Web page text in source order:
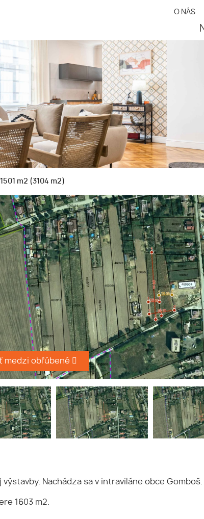
O NÁS
m2 (3104 m2)
medzi obľúbené
Nachádza sa v intraviláne obce Gomboš.
1603 m2.